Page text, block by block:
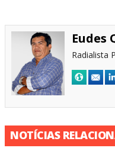
Eudes
Radialista
NOTÍCIAS